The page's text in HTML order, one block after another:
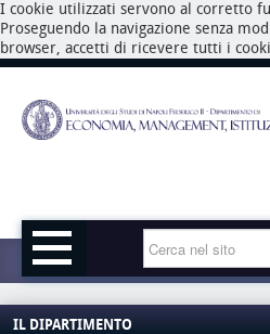
I cookie utilizzati servono al corretto
Proseguendo la navigazione senza
browser, accetti di ricevere tutti i
IL DIPARTIMENTO